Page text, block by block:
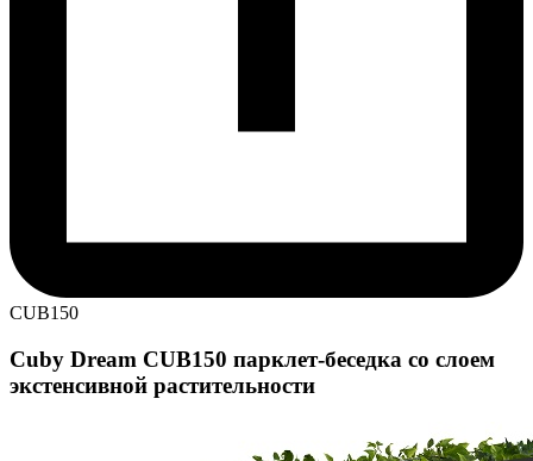
CUB150
Cuby Dream CUB150 парклет-беседка со слоем
экстенсивной растительности